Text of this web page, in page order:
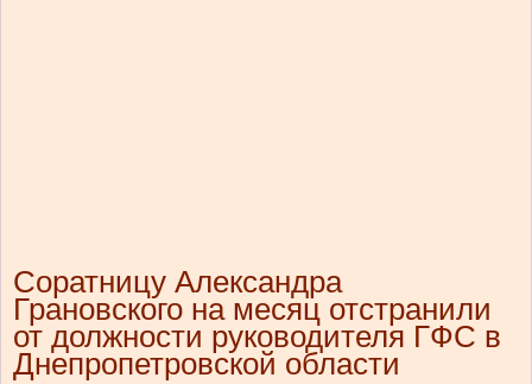
Соратницу Александра
Грановского на месяц отстранили
от должности руководителя ГФС в
Днепропетровской области